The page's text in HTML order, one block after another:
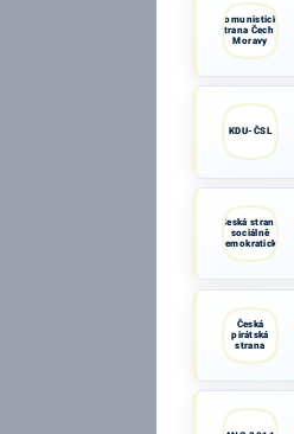
Komunistická
strana Čech a
Moravy
KDU-ČSL
Česká strana
sociálně
demokratická
Česká
pirátská
strana